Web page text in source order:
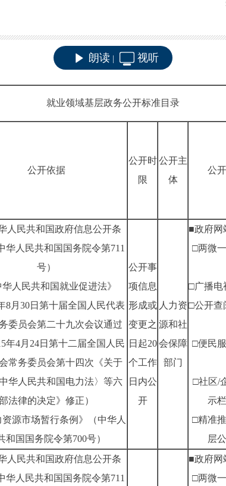
朗读 视听
就业领域基层政务公开标准目录
公开依据
公开时
限
公开主
体
公
人民共和国政府信息公开条
华人民共和国国务院令第711
号）
华人民共和国就业促进法》
8月30日第十届全国人民代表
委员会第二十九次会议通过
年4月24日第十二届全国人民
常务委员会第十四次《关于
华人民共和国电力法〉等六
法律的决定》修正）
资源市场暂行条例》（中华人
和国国务院令第700号）
公开事
项信息
形成或
变更之
日起20
个工作
日内公
开
人力资
源和社
会保障
部门
■政府网
□两微
□广播电
□公开查
□便民
□社区/
示
□精准
层
人民共和国政府信息公开条
华人民共和国国务院令第711
■政府网
□两微